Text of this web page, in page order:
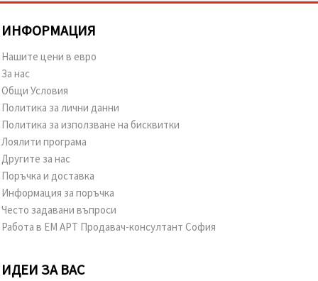
ИНФОРМАЦИЯ
Нашите цени в евро
За нас
Общи Условия
Политика за лични данни
Политика за използване на бисквитки
Лоялити програма
Другите за нас
Поръчка и доставка
Информация за поръчка
Често задавани въпроси
Работа в ЕМ АРТ Продавач-консултант София
ИДЕИ ЗА ВАС